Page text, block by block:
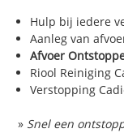
Hulp bij iedere
Aanleg van
Afvoer
Riool Reiniging
Verstopping
» Snel een